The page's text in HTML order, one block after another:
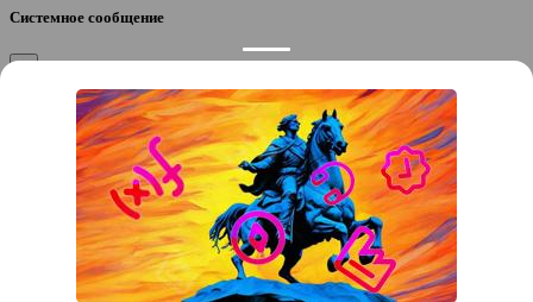
Системное сообщение
×
Закрыть
Подтверждение компании
Если вы директор, руководитель или официальный
представитель компании “”, вы можете привязать компанию к
своему аккаунту, чтобы получать уведомления и
редактировать контакты.